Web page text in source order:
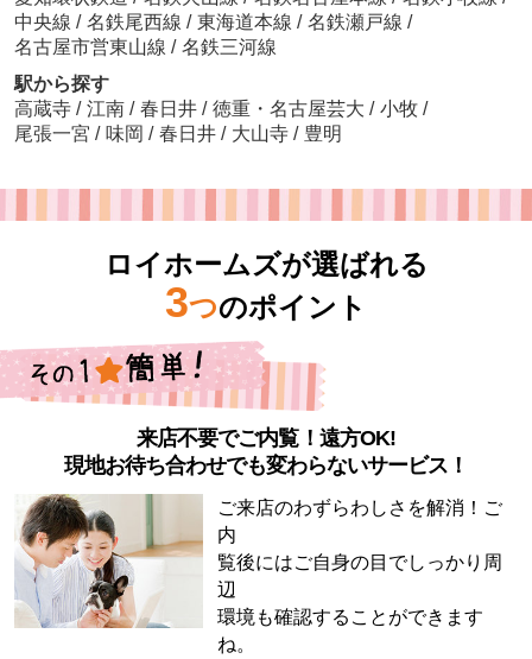
中央線 / 名鉄尾西線 / 東海道本線 / 名鉄瀬戸線 /
名古屋市営東山線 / 名鉄三河線
駅から探す
高蔵寺 / 江南 / 春日井 / 徳重・名古屋芸大 / 小牧 /
尾張一宮 / 味岡 / 春日井 / 大山寺 / 豊明
ロイホームズが選ばれる
3つのポイント
来店不要でご内覧！遠方OK!
現地お待ち合わせでも変わらないサービス！
ご来店のわずらわしさを解消！ご
内
覧後にはご自身の目でしっかり周
辺
環境も確認することができます
ね。